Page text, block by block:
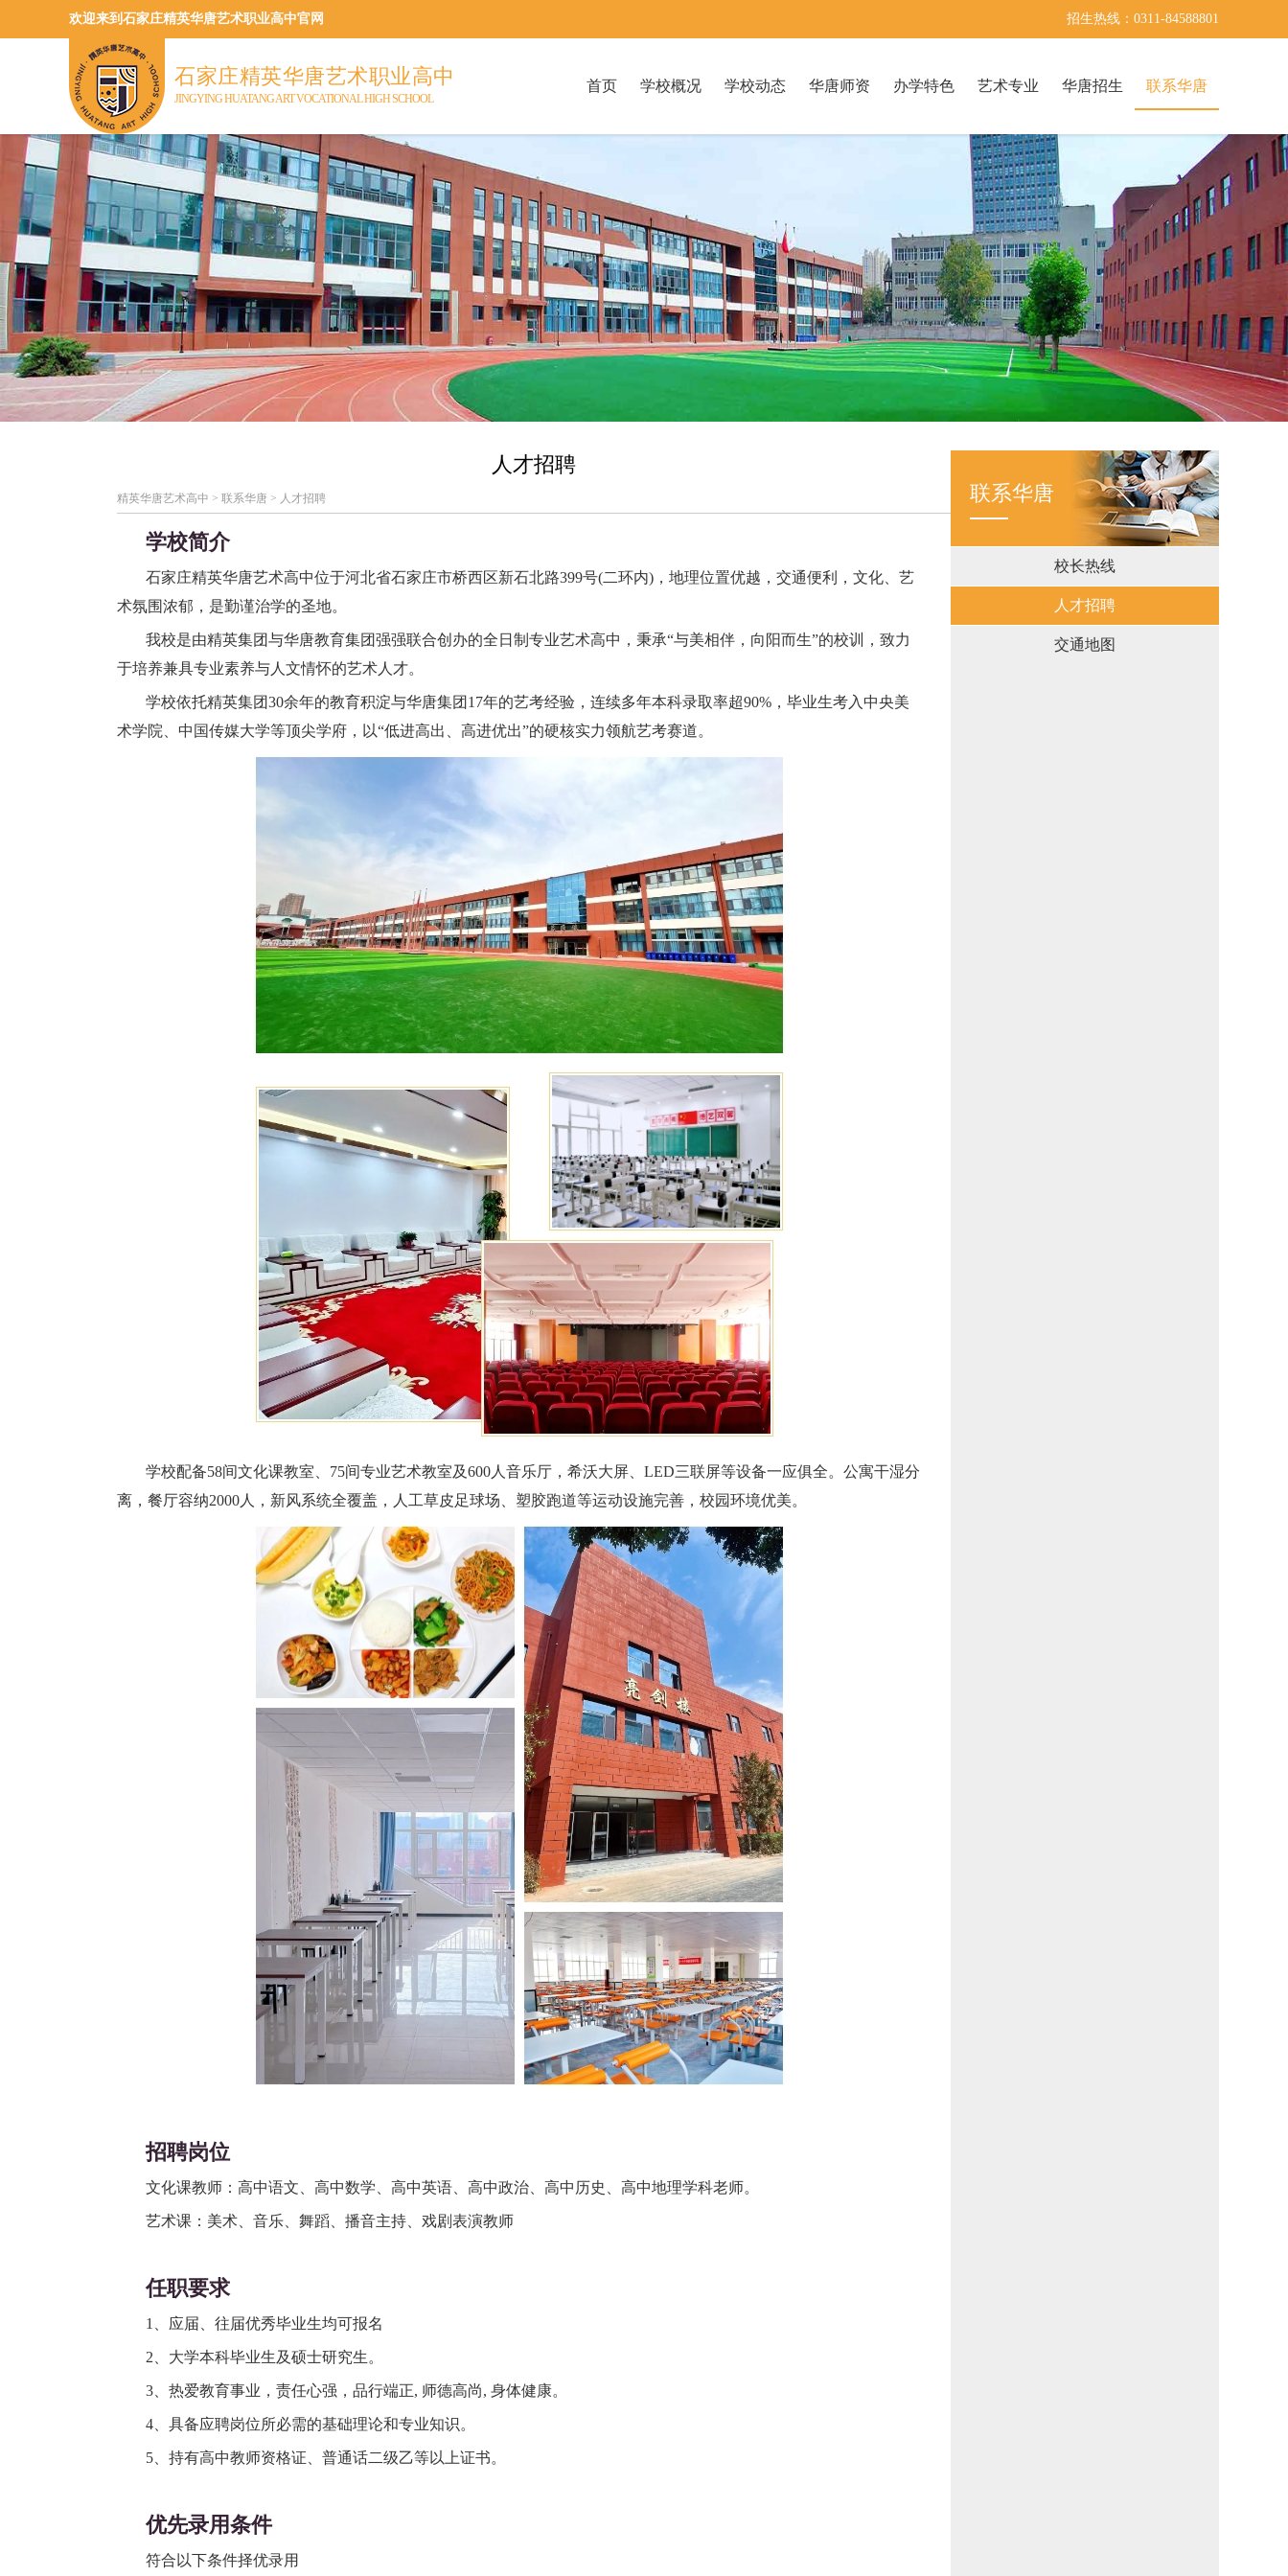
欢迎来到石家庄精英华唐艺术职业高中官网 招生热线：0311-84588801
石家庄精英华唐艺术职业高中
JINGYING HUATANG ART VOCATIONAL HIGH SCHOOL
首页 学校概况 学校动态 华唐师资 办学特色 艺术专业 华唐招生 联系华唐
联系华唐
校长热线
人才招聘
交通地图
人才招聘
精英华唐艺术高中 > 联系华唐 > 人才招聘
学校简介
石家庄精英华唐艺术高中位于河北省石家庄市桥西区新石北路399号(二环内)，地理位置优越，交通便利，文化、艺
术氛围浓郁，是勤谨治学的圣地。
我校是由精英集团与华唐教育集团强强联合创办的全日制专业艺术高中，秉承“与美相伴，向阳而生”的校训，致力
于培养兼具专业素养与人文情怀的艺术人才。
学校依托精英集团30余年的教育积淀与华唐集团17年的艺考经验，连续多年本科录取率超90%，毕业生考入中央美
术学院、中国传媒大学等顶尖学府，以“低进高出、高进优出”的硬核实力领航艺考赛道。
学校配备58间文化课教室、75间专业艺术教室及600人音乐厅，希沃大屏、LED三联屏等设备一应俱全。公寓干湿分
离，餐厅容纳2000人，新风系统全覆盖，人工草皮足球场、塑胶跑道等运动设施完善，校园环境优美。
招聘岗位
文化课教师：高中语文、高中数学、高中英语、高中政治、高中历史、高中地理学科老师。
艺术课：美术、音乐、舞蹈、播音主持、戏剧表演教师
任职要求
1、应届、往届优秀毕业生均可报名
2、大学本科毕业生及硕士研究生。
3、热爱教育事业，责任心强，品行端正, 师德高尚, 身体健康。
4、具备应聘岗位所必需的基础理论和专业知识。
5、持有高中教师资格证、普通话二级乙等以上证书。
优先录用条件
符合以下条件择优录用